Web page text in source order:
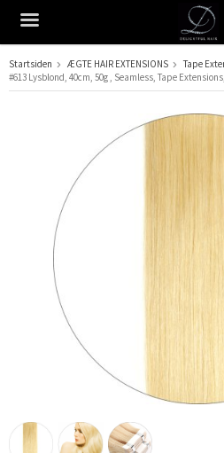
Produktet er blevet tilføjet til
Startsiden ÆGTE HAIR EXTENSIONS Tape
#613 Lysblond, 40cm, 50g , Seamless, Tape